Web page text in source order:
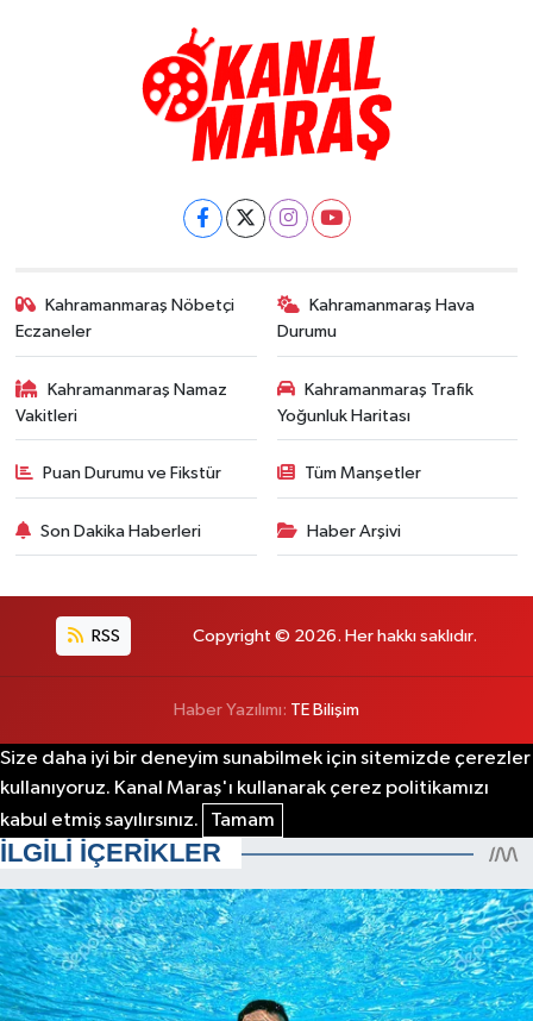
Kahramanmaraş Nöbetçi
Eczaneler
Kahramanmaraş Hava
Durumu
Kahramanmaraş Namaz
Vakitleri
Kahramanmaraş Trafik
Yoğunluk Haritası
Puan Durumu ve Fikstür Tüm Manşetler
Son Dakika Haberleri Haber Arşivi
RSS Copyright © 2026. Her hakkı saklıdır.
Haber Yazılımı: TE Bilişim
Size daha iyi bir deneyim sunabilmek için sitemizde çerezler
kullanıyoruz. Kanal Maraş'ı kullanarak çerez politikamızı
kabul etmiş sayılırsınız.
Tamam